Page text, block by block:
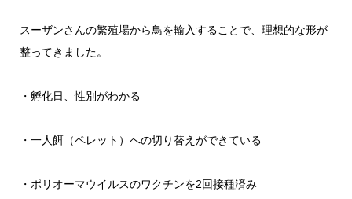
スーザンさんの繁殖場から鳥を輸入することで、理想的な形が
整ってきました。
・孵化日、性別がわかる
・一人餌（ペレット）への切り替えができている
・ポリオーマウイルスのワクチンを2回接種済み